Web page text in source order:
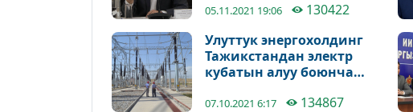
менен куттуктады
05.11.2021 19:06 130422
Улуттук энергохолдинг
Тажикстандан электр
кубатын алуу боюнча
07.10.2021 6:17 134867